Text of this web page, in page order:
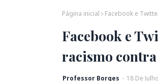
Página inicial Facebook e
Facebook e
racismo
Professor Borges - 18 De Julho